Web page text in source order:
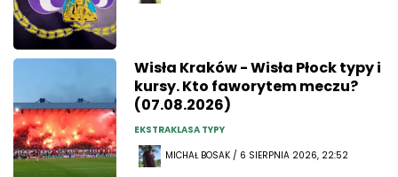
Wisła Kraków - Wisła Płock typy i
kursy. Kto faworytem meczu?
(07.08.2026)
EKSTRAKLASA TYPY
MICHAŁ BOSAK / 6 SIERPNIA 2026, 22:52